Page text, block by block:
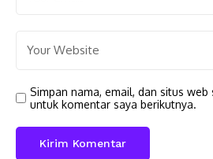
Simpan nama, email, dan situs web
untuk komentar saya berikutnya.